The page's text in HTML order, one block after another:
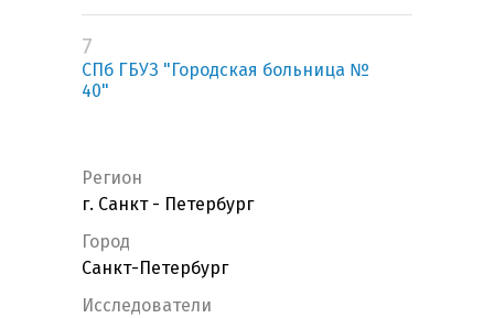
7
СПб ГБУЗ "Городская больница №
40"
Регион
г. Санкт - Петербург
Город
Санкт-Петербург
Исследователи